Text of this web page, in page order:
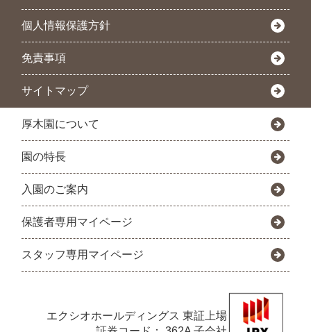
個人情報保護方針
免責事項
サイトマップ
厚木園について
園の特長
入園のご案内
保護者専用マイページ
スタッフ専用マイページ
エクシオホールディングス 東証上場